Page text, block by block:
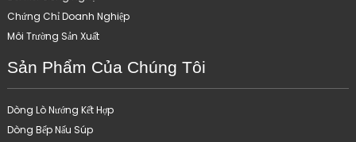
Chứng Chỉ Doanh Nghiệp
Môi Trường Sản Xuất
Sản Phẩm Của Chúng Tôi
Dòng Lò Nướng Kết Hợp
Dòng Bếp Nấu Súp